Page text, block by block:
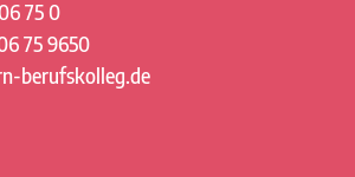
75 0
75 9650
berufskolleg.de